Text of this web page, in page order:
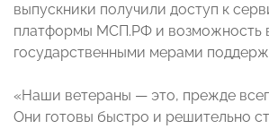
выпускники получили доступ к
платформы МСП.РФ и возможность
государственными мерами
«Наши ветераны — это, прежде
Они готовы быстро и решительно